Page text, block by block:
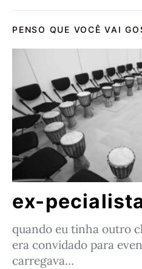
PENSO QUE VOCÊ VAI
ex-
quando eu tinha outro
era convidado para
carregava…